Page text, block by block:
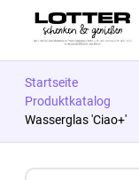
Startseite
Produktkatalog
Wasserglas 'Ciao+'